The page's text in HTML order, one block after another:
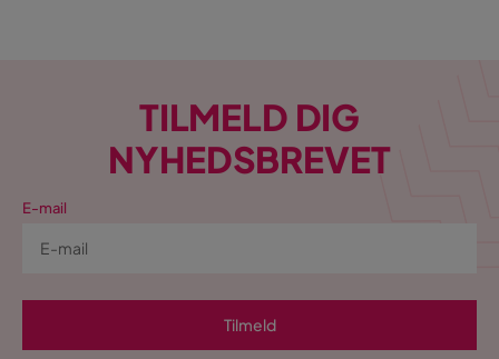
TILMELD DIG
NYHEDSBREVET
E-mail
Tilmeld